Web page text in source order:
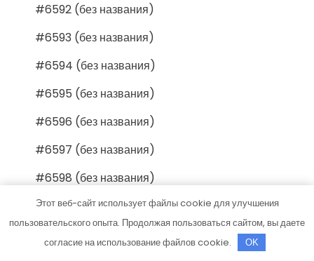
#6592 (без названия)
#6593 (без названия)
#6594 (без названия)
#6595 (без названия)
#6596 (без названия)
#6597 (без названия)
#6598 (без названия)
#6599 (без названия)
Этот веб-сайт использует файлы cookie для улучшения
пользовательского опыта. Продолжая пользоваться сайтом, вы даете
согласие на использование файлов cookie.
OK